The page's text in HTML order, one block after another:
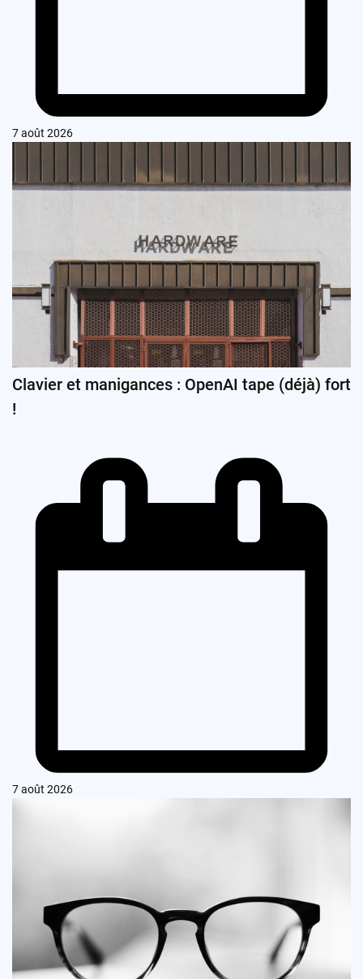
7 août 2026
Clavier et manigances : OpenAI tape (déjà) fort
!
7 août 2026